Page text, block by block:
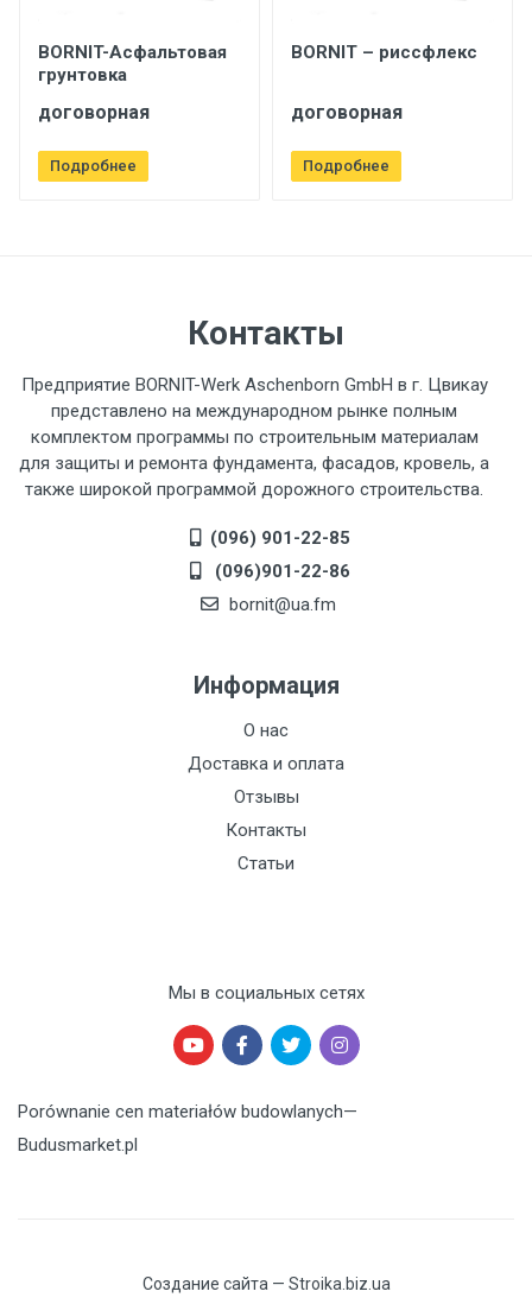
BORNIT-Асфальтовая
грунтовка
договорная
Подробнее
BORNIT – риссфлекс
договорная
Подробнее
Контакты
Предприятие BORNIT-Werk Aschenborn GmbH в г. Цвикау
представлено на международном рынке полным
комплектом программы по строительным материалам
для защиты и ремонта фундамента, фасадов, кровель, а
также широкой программой дорожного строительства.
(096) 901-22-85
(096)901-22-86
bornit@ua.fm
Информация
О нас
Доставка и оплата
Отзывы
Контакты
Статьи
Мы в социальных сетях
Porównanie cen materiałów budowlanych—
Budusmarket.pl
Создание сайта — Stroika.biz.ua